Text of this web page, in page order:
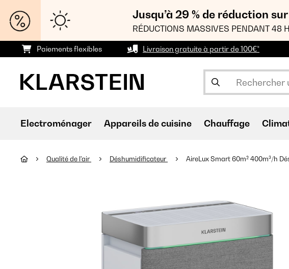
Jusqu’à 29 % de réduction
RÉDUCTIONS MASSIVES PENDANT 48
Paiements flexibles Livraison gratuite à partir de 100€*
Electroménager Appareils de cuisine Chauffage
Qualité de l'air Déshumidificateur AireLux Smart 60m² 400m³/h